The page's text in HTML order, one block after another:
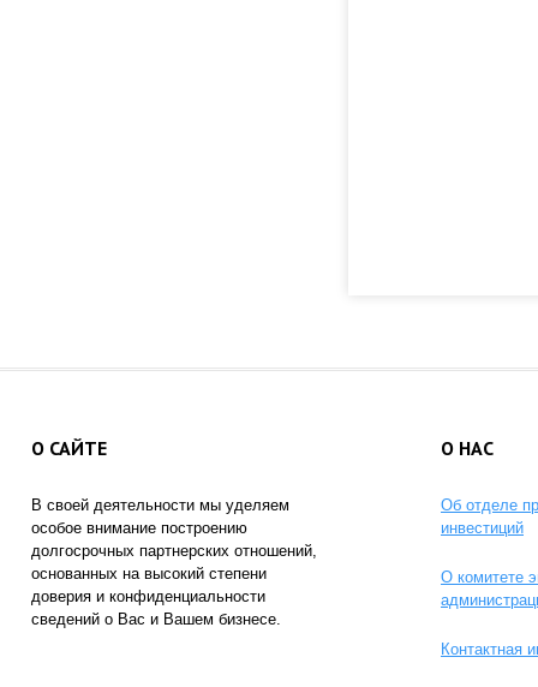
О САЙТЕ
В своей деятельности мы уделяем
особое внимание построению
долгосрочных партнерских отношений,
основанных на высокий степени
доверия и конфиденциальности
сведений о Вас и Вашем бизнесе.
О НАС
Об отделе
инвестиций
О комитете
Контактная